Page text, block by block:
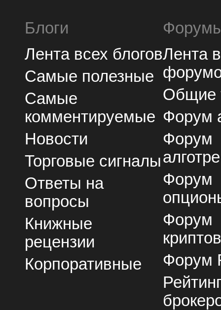
Блоги
Лента всех блогов
Самые полезные
Самые
комментируемые
Новости
Торговые сигналы
Ответы на
вопросы
Книжные
рецензии
Корпоративные
Лента
Общие
Форум
Форум
Форум
Форум
Форум